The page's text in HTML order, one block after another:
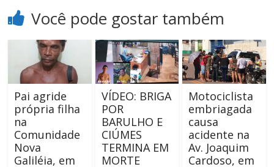
Você pode gostar também
Pai agride
própria filha
na
Comunidade
Nova
Galiléia, em
VÍDEO: BRIGA
POR
BARULHO E
CIÚMES
TERMINA EM
MORTE
Motociclista
embriagada
causa
acidente na
Av. Joaquim
Cardoso, em